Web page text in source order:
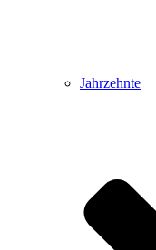
Jahrzehnte